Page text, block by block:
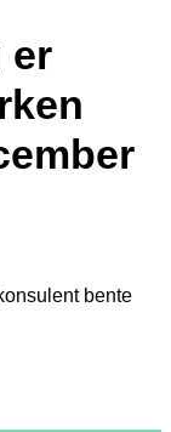
er
bente